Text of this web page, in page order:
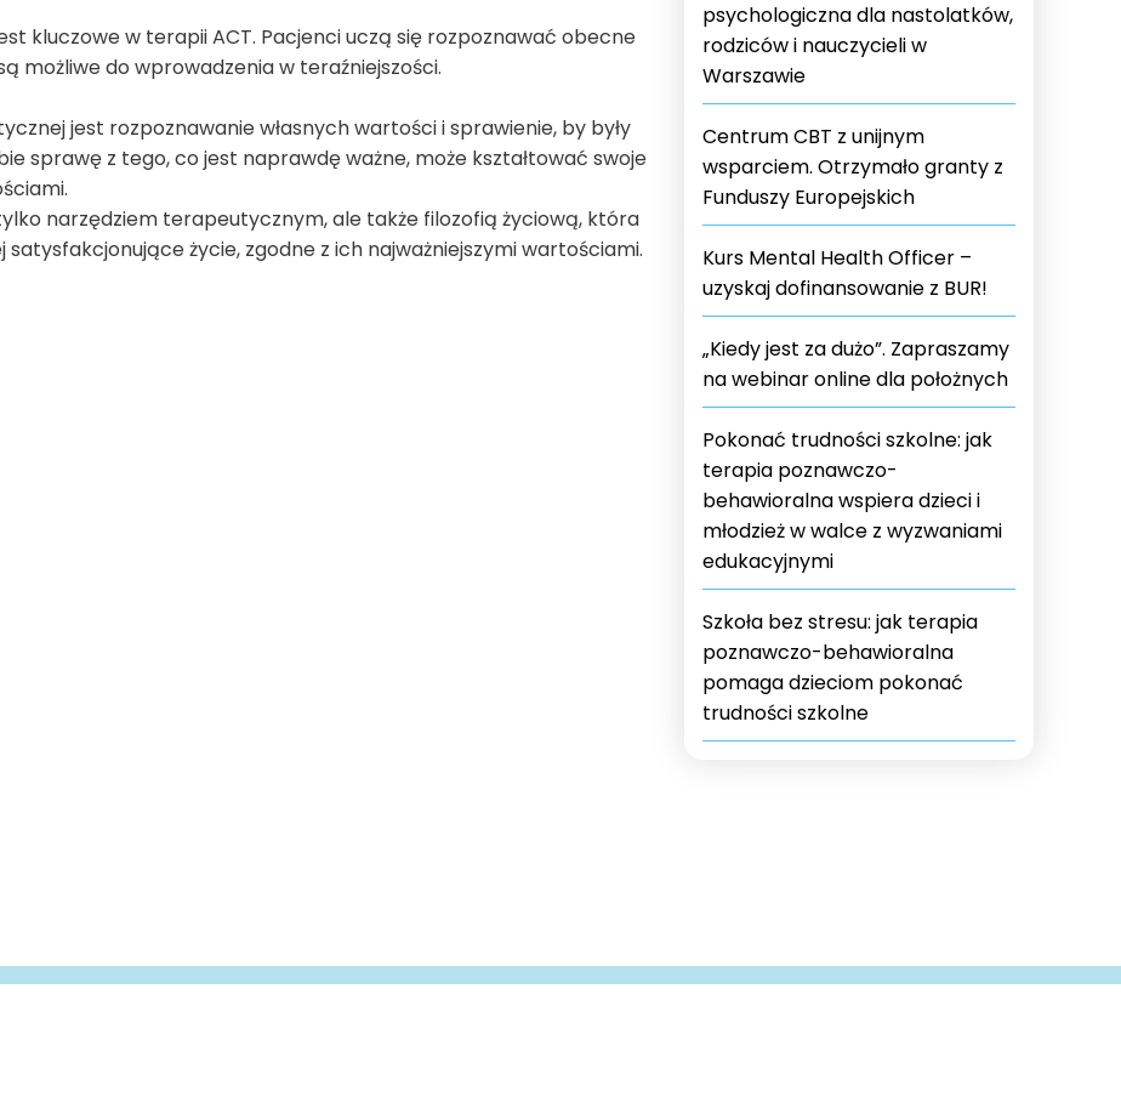
kluczowe w terapii ACT. Pacjenci uczą się rozpoznawać obecne
możliwe do wprowadzenia w teraźniejszości.
jest rozpoznawanie własnych wartości i sprawienie, by były
sprawę z tego, co jest naprawdę ważne, może kształtować swoje
narzędziem terapeutycznym, ale także filozofią życiową, która
życie, zgodne z ich najważniejszymi wartościami.
psychologiczna dla nastolatków,
rodziców i nauczycieli w
Warszawie
Centrum CBT z unijnym
wsparciem. Otrzymało granty z
Funduszy Europejskich
Kurs Mental Health Officer –
uzyskaj dofinansowanie z BUR!
„Kiedy jest za dużo”. Zapraszamy
na webinar online dla położnych
Pokonać trudności szkolne: jak
terapia poznawczo-
behawioralna wspiera dzieci i
młodzież w walce z wyzwaniami
edukacyjnymi
Szkoła bez stresu: jak terapia
poznawczo-behawioralna
pomaga dzieciom pokonać
trudności szkolne